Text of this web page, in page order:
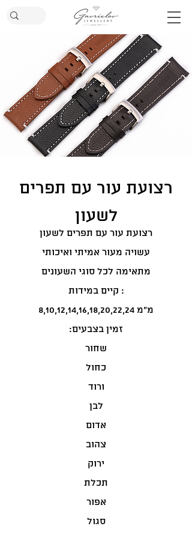
רצועת עור עם תפרים
לשעון
רצועת עור עם תפרים לשעון
עשויה מעור אמיתי ואיכותי
מתאימה לכל סוגי השעונים
קיים במידות :
8,10,12,14,16,18,20,22,24 מ"מ
:זמין בצבעים
שחור
כחול
ורוד
לבן
אדום
צהוב
ירוק
תכלת
אפור
סגול